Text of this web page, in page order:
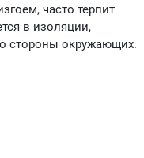
часто терпит
в изоляции,
стороны окружающих.